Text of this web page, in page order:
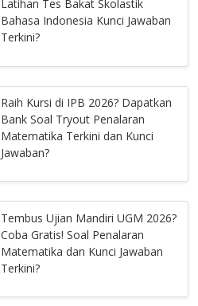
Latihan Tes Bakat Skolastik
Bahasa Indonesia Kunci Jawaban
Terkini?
Raih Kursi di IPB 2026? Dapatkan
Bank Soal Tryout Penalaran
Matematika Terkini dan Kunci
Jawaban?
Tembus Ujian Mandiri UGM 2026?
Coba Gratis! Soal Penalaran
Matematika dan Kunci Jawaban
Terkini?